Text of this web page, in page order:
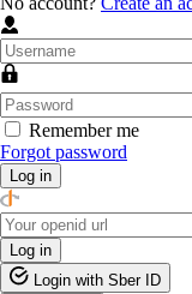
Remember me
Forgot password
Log in
Log in
Login with Sber ID